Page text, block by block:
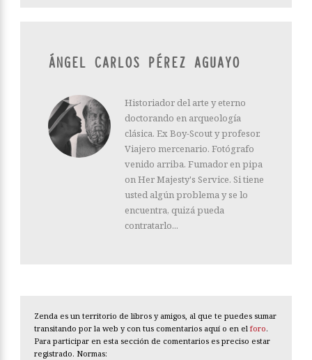
ÁNGEL CARLOS PÉREZ AGUAYO
Historiador del arte y eterno
doctorando en arqueología
clásica. Ex Boy-Scout y profesor.
Viajero mercenario. Fotógrafo
venido arriba. Fumador en pipa
on Her Majesty's Service. Si tiene
usted algún problema y se lo
encuentra, quizá pueda
contratarlo...
Zenda es un territorio de libros y amigos, al que te puedes sumar
transitando por la web y con tus comentarios aquí o en el foro.
Para participar en esta sección de comentarios es preciso estar
registrado. Normas: